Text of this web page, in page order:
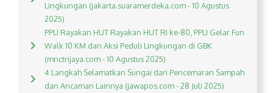
Lingkungan (jakarta.suaramerdeka.com - 10 Agustus
2025)
PPLI Rayakan HUT Rayakan HUT RI ke-80, PPLI Gelar Fun
Walk 10 KM dan Aksi Peduli Lingkungan di GBK
(mnctrijaya.com - 10 Agustus 2025)
4 Langkah Selamatkan Sungai dari Pencemaran Sampah
dan Ancaman Lainnya (jawapos.com - 28 Juli 2025)